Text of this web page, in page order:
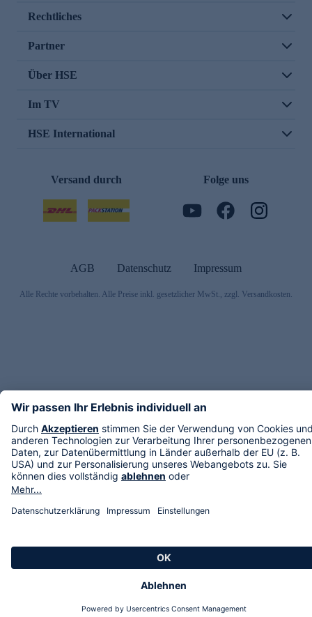
Rechtliches
Partner
Über HSE
Im TV
HSE International
Versand durch Folge uns
AGB Datenschutz Impressum
Alle Rechte vorbehalten. Alle Preise inkl. gesetzlicher MwSt., zzgl. Versandkosten.